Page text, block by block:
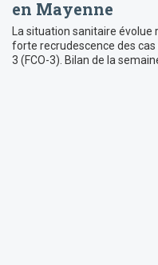
en Mayenne
La situation sanitaire
forte recrudescence des cas
3 (FCO-3). Bilan de la